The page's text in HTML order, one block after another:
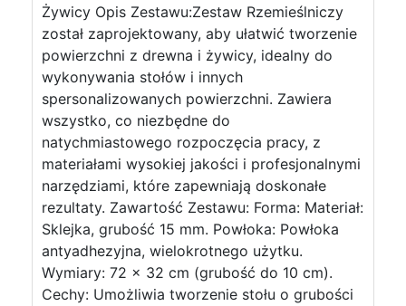
Żywicy Opis Zestawu:Zestaw Rzemieślniczy
został zaprojektowany, aby ułatwić tworzenie
powierzchni z drewna i żywicy, idealny do
wykonywania stołów i innych
spersonalizowanych powierzchni. Zawiera
wszystko, co niezbędne do
natychmiastowego rozpoczęcia pracy, z
materiałami wysokiej jakości i profesjonalnymi
narzędziami, które zapewniają doskonałe
rezultaty. Zawartość Zestawu: Forma: Materiał:
Sklejka, grubość 15 mm. Powłoka: Powłoka
antyadhezyjna, wielokrotnego użytku.
Wymiary: 72 x 32 cm (grubość do 10 cm).
Cechy: Umożliwia tworzenie stołu o grubości